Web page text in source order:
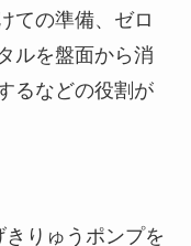
ての準備、ゼロ
ルを盤面から消
るなどの役割が
りゅうポンプを